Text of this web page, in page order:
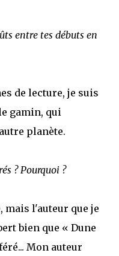
entre tes débuts en
de lecture, je suis
gamin, qui
planète.
? Pourquoi ?
mais l'auteur que je
bien que « Dune
Mon auteur